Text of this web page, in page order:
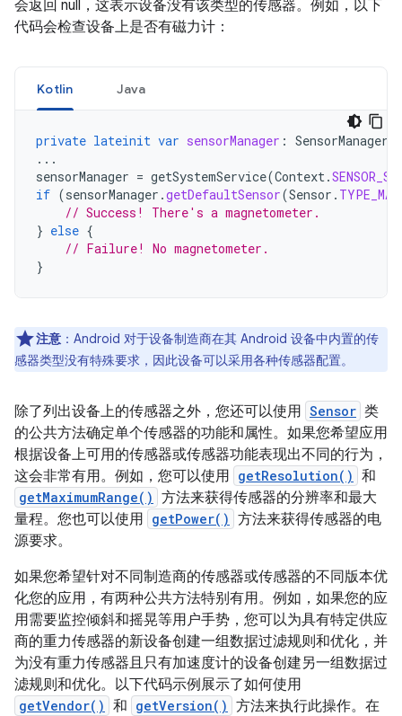
会返回 null，这表示设备没有该类型的传感器。例如，以下
代码会检查设备上是否有磁力计：
Kotlin Java
private lateinit var sensorManager : SensorManager
...
sensorManager = getSystemService(Context.
if (sensorManager .getDefaultSensor(Sensor .
// Success! There's a magnetometer.
} else {
// Failure! No magnetometer.
}
注意 ：Android 对于设备制造商在其 Android 设备中内置的传
感器类型没有特殊要求，因此设备可以采用各种传感器配置。
除了列出设备上的传感器之外，您还可以使用 Sensor 类
的公共方法确定单个传感器的功能和属性。如果您希望应用
根据设备上可用的传感器或传感器功能表现出不同的行为，
这会非常有用。例如，您可以使用 getResolution() 和
getMaximumRange() 方法来获得传感器的分辨率和最大
量程。您也可以使用 getPower() 方法来获得传感器的电
源要求。
如果您希望针对不同制造商的传感器或传感器的不同版本优
化您的应用，有两种公共方法特别有用。例如，如果您的应
用需要监控倾斜和摇晃等用户手势，您可以为具有特定供应
商的重力传感器的新设备创建一组数据过滤规则和优化，并
为没有重力传感器且只有加速度计的设备创建另一组数据过
滤规则和优化。以下代码示例展示了如何使用
getVendor() 和 getVersion() 方法来执行此操作。在